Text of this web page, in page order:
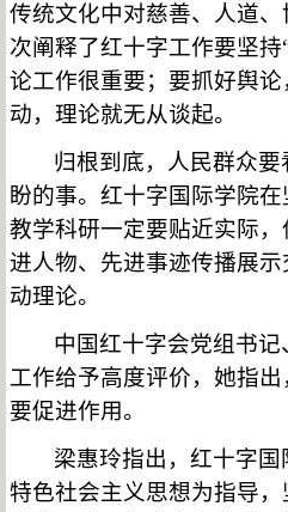
传统文化中对慈善、人道
次阐释了红十字工作要坚持
论工作很重要；要抓好舆
动，理论就无从谈起。
归根到底，人民群众
盼的事。红十字国际学院
教学科研一定要贴近实际
进人物、先进事迹传播展
动理论。
中国红十字会党组书
工作给予高度评价，她指
要促进作用。
梁惠玲指出，红十字
特色社会主义思想为指导